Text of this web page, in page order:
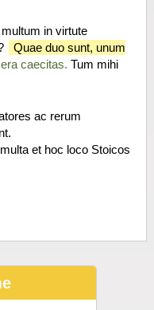
in virtute
Quae duo sunt, unum
caecitas. Tum mihi
ac rerum
et hoc loco Stoicos